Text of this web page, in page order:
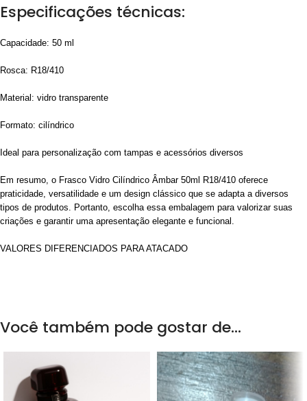
Especificações técnicas:
Capacidade: 50 ml
Rosca: R18/410
Material: vidro transparente
Formato: cilíndrico
Ideal para personalização com tampas e acessórios diversos
Em resumo, o Frasco Vidro Cilíndrico Âmbar 50ml R18/410 oferece
praticidade, versatilidade e um design clássico que se adapta a diversos
tipos de produtos. Portanto, escolha essa embalagem para valorizar suas
criações e garantir uma apresentação elegante e funcional.
VALORES DIFERENCIADOS PARA ATACADO
Você também pode gostar de…